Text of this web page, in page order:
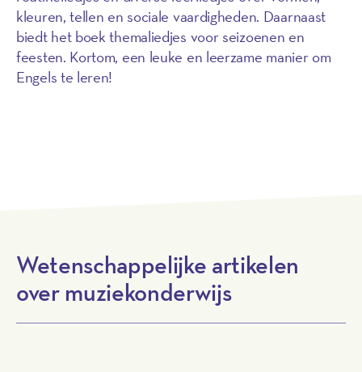
kleuren, tellen en sociale vaardigheden. Daarnaast
biedt het boek themaliedjes voor seizoenen en
feesten. Kortom, een leuke en leerzame manier om
Engels te leren!
Wetenschappelijke artikelen
over muziekonderwijs